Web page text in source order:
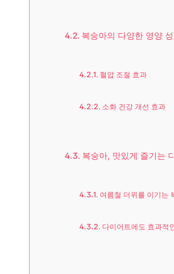
복숭아의 다양한 영양
혈압 조절 효과
소화 건강 개선 효과
복숭아, 맛있게 즐기는
여름철 더위를 이기는
다이어트에도 효과적